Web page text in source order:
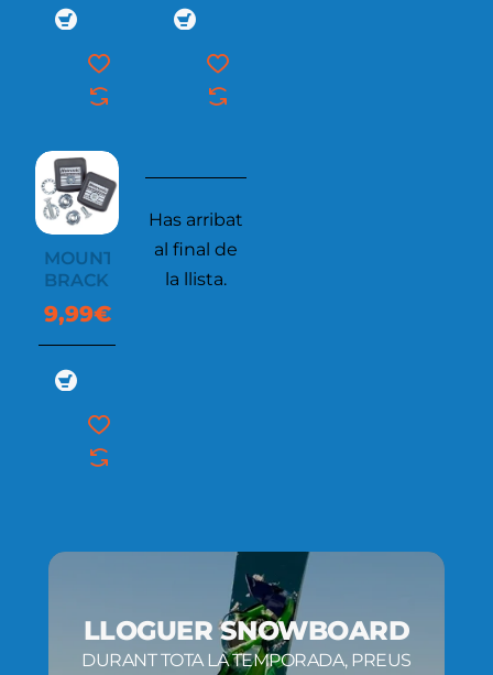
MOUNTING
BRACKET
9,99€
Has arribat
al final de
la llista.
LLOGUER SNOWBOARD
DURANT TOTA LA TEMPORADA, PREUS